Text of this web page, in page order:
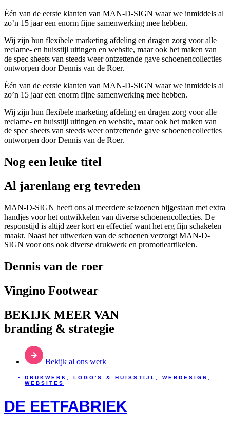
Één van de eerste klanten van MAN-D-SIGN waar we inmiddels al
zo’n 15 jaar een enorm fijne samenwerking mee hebben.
Wij zijn hun flexibele marketing afdeling en dragen zorg voor alle
reclame- en huisstijl uitingen en website, maar ook het maken van
de spec sheets van steeds weer ontzettende gave schoenencollecties
ontworpen door Dennis van de Roer.
Één van de eerste klanten van MAN-D-SIGN waar we inmiddels al
zo’n 15 jaar een enorm fijne samenwerking mee hebben.
Wij zijn hun flexibele marketing afdeling en dragen zorg voor alle
reclame- en huisstijl uitingen en website, maar ook het maken van
de spec sheets van steeds weer ontzettende gave schoenencollecties
ontworpen door Dennis van de Roer.
Nog een leuke titel
Al jarenlang erg tevreden
MAN-D-SIGN heeft ons al meerdere seizoenen bijgestaan met extra
handjes voor het ontwikkelen van diverse schoenencollecties. De
responstijd is altijd zeer kort en effectief want het erg fijn schakelen
maakt. Naast het uitwerken van de schoenen verzorgt MAN-D-
SIGN voor ons ook diverse drukwerk en promotieartikelen.
Dennis van de roer
Vingino Footwear
BEKIJK MEER VAN
branding & strategie
Bekijk al ons werk
DRUKWERK LOGO'S & HUISSTIJL WEBDESIGN
WEBSITES
DE EETFABRIEK